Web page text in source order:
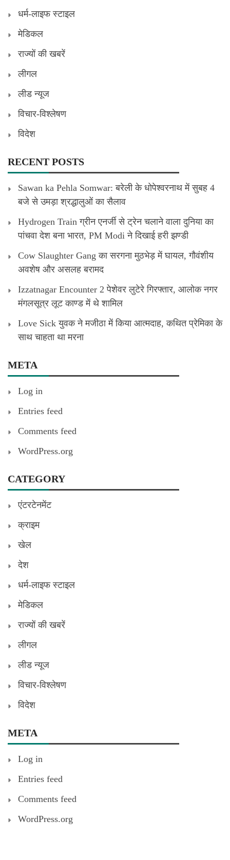
धर्म-लाइफ स्टाइल
मेडिकल
राज्यों की खबरें
लीगल
लीड न्यूज
विचार-विश्लेषण
विदेश
RECENT POSTS
Sawan ka Pehla Somwar: बरेली के धोपेश्वरनाथ में सुबह 4
बजे से उमड़ा श्रद्धालुओं का सैलाव
Hydrogen Train ग्रीन एनर्जी से ट्रेन चलाने वाला दुनिया का
पांचवा देश बना भारत, PM Modi ने दिखाई हरी झण्डी
Cow Slaughter Gang का सरगना मुठभेड़ में घायल, गौवंशीय
अवशेष और असलह बरामद
Izzatnagar Encounter 2 पेशेवर लुटेरे गिरफ्तार, आलोक नगर
मंगलसूत्र लूट काण्‍ड में थे शामिल
Love Sick युवक ने मजीठा में किया आत्मदाह, कथित प्रेमिका के
साथ चाहता था मरना
META
Log in
Entries feed
Comments feed
WordPress.org
CATEGORY
एंटरटेनमेंट
क्राइम
खेल
देश
धर्म-लाइफ स्टाइल
मेडिकल
राज्यों की खबरें
लीगल
लीड न्यूज
विचार-विश्लेषण
विदेश
META
Log in
Entries feed
Comments feed
WordPress.org